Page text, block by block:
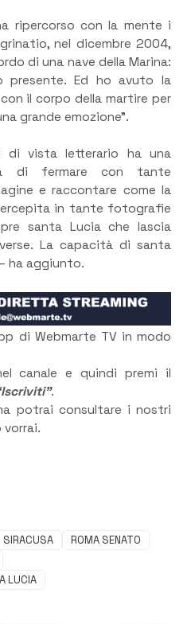
ripercorso con la mente i
nel dicembre 2004,
di una nave della Marina:
presente. Ed ho avuto la
il corpo della martire per
grande emozione”.
di vista letterario ha una
di fermare con tante
e raccontare come la
in tante fotografie
santa Lucia che lascia
La capacità di santa
ha aggiunto.
di Webmarte TV in modo
canale e quindi premi il
.
potrai consultare i nostri
SIRACUSA
ROMA SENATO
LUCIA